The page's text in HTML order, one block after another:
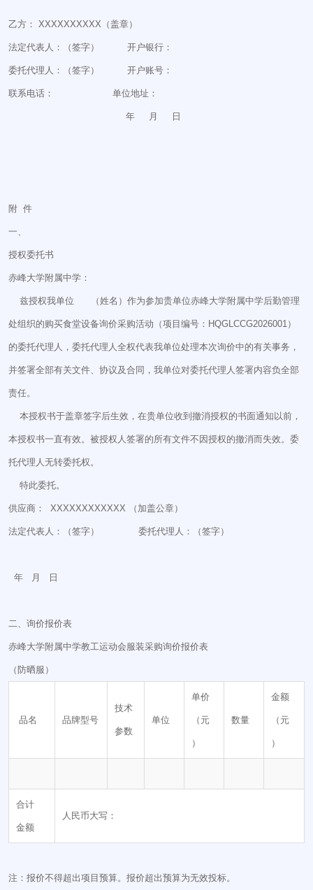
乙方： XXXXXXXXXX（盖章）
法定代表人：（签字） 开户银行：
委托代理人：（签字） 开户账号：
联系电话： 单位地址：
年 月 日
附 件
一、
授权委托书
赤峰大学附属中学：
兹授权我单位 （姓名）作为参加贵单位赤峰大学附属中学后勤管理
处组织的购买食堂设备询价采购活动（项目编号：HQGLCCG2026001）
的委托代理人，委托代理人全权代表我单位处理本次询价中的有关事务，
并签署全部有关文件、协议及合同，我单位对委托代理人签署内容负全部
责任。
本授权书于盖章签字后生效，在贵单位收到撤消授权的书面通知以前，
本授权书一直有效。被授权人签署的所有文件不因授权的撤消而失效。委
托代理人无转委托权。
特此委托。
供应商： XXXXXXXXXXXX （加盖公章）
法定代表人：（签字） 委托代理人：（签字）
年 月 日
二、询价报价表
赤峰大学附属中学教工运动会服装采购询价报价表
（防晒服）
品名 品牌型号
技术
参数
单位
单价
（元
）
数量
金额
（元
）
合计
金额
人民币大写：
注：报价不得超出项目预算。报价超出预算为无效投标。